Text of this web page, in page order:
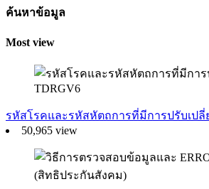
ค้นหาข้อมูล
Most view
รหัสโรคและรหัสหัตถการที่มีการปรับเปลี่
50,965 view